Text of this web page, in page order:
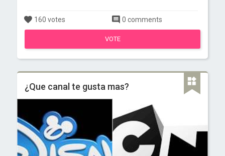
160 votes 0 comments
VOTE
¿Que canal te gusta mas?